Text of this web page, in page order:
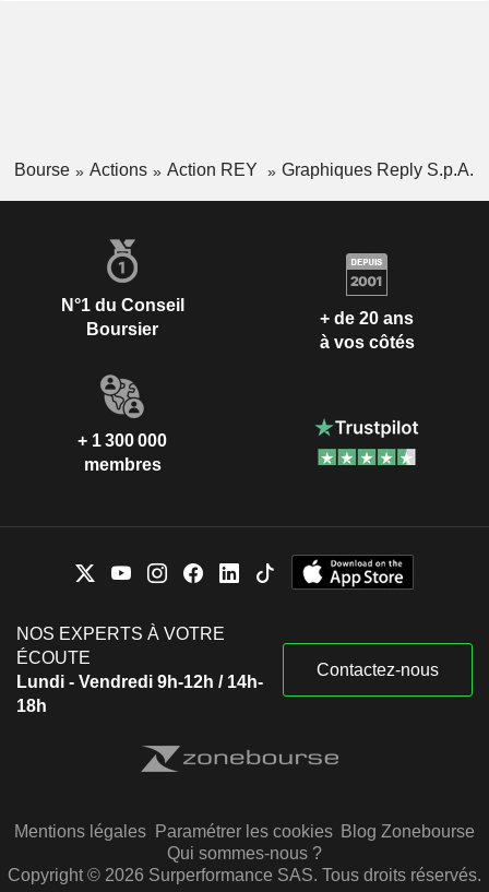
Bourse Actions Action REY Graphiques Reply S.p.A.
N°1 du Conseil
Boursier
+ de 20 ans
à vos côtés
+ 1 300 000
membres
NOS EXPERTS À VOTRE
ÉCOUTE
Lundi - Vendredi 9h-12h / 14h-
18h
Contactez-nous
Mentions légales Paramétrer les cookies Blog Zonebourse
Qui sommes-nous ?
Copyright © 2026 Surperformance SAS. Tous droits réservés.